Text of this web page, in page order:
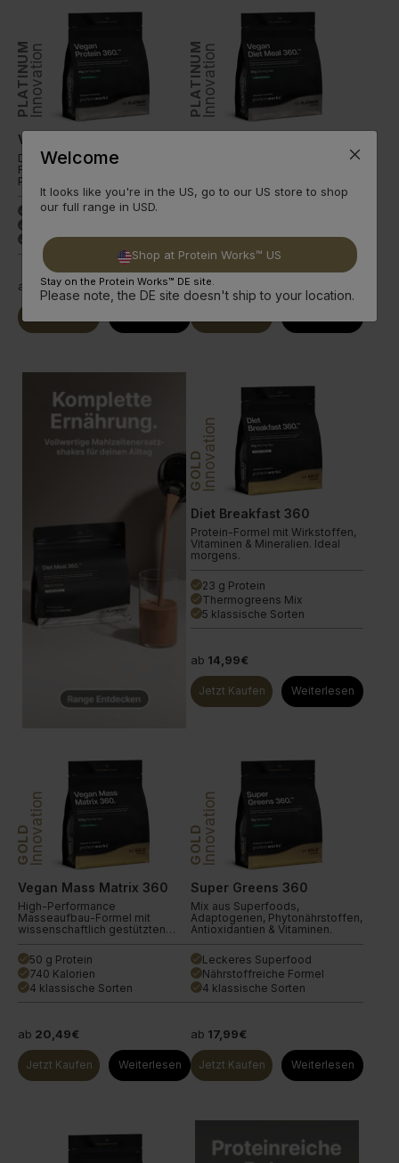
PLATINUMInnovation
Vegan Protein 360
Die ultimative vollwertige
Formel. Unser fortschrittlichster
Proteinshake.
done 29 g Protein
done
done 12 Sorten +Premium
ab 13,99€
PLATINUMInnovation
done8 Sorten +Premium
ab15,99€
GOLDInnovation
Diet Breakfast 360
Protein-Formel mit Wirkstoffen,
Vitaminen & Mineralien. Ideal
morgens.
done 23 g Protein
done Thermogreens Mix
done 5 klassische Sorten
ab 14,99€
Jetzt Kaufen Weiterlesen
GOLDInnovation
Vegan Mass Matrix 360
High-Performance
Masseaufbau-Formel mit
wissenschaftlich gestützten
done 50 g Protein
done 740 Kalorien
done 4 klassische Sorten
ab 20,49€
Jetzt Kaufen Weiterlesen
GOLDInnovation
Super Greens 360
Mix aus Superfoods,
Adaptogenen, Phytonährstoffen,
Antioxidantien & Vitaminen.
done Leckeres Superfood
done Nährstoffreiche Formel
done 4 klassische Sorten
ab 17,99€
Jetzt Kaufen Weiterlesen
Welcome
It looks like you're in the US, go to our US store to shop
our full range in USD.
Shop at Protein Works™ US
Stay on the Protein Works™ DE site.
Please note, the DE site doesn't ship to your location.